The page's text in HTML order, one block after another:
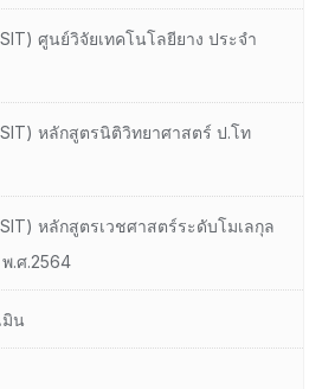
ศูนย์วิจัยเทคโนโลยียาง ประจํา
หลักสูตรนิติวิทยาศาสตร์ ป.โท
หลักสูตรเวชศาสตร์ระดับโมเลกุล
.ศ.2564
มิน